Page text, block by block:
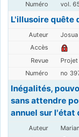
vol.
L'illusoire quête
Projet
no
Inégalités,
sans attendre
annuel sur l'état